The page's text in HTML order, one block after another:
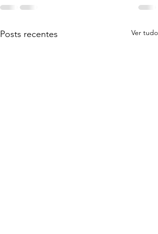
Posts recentes Ver tudo